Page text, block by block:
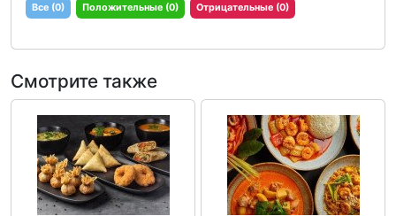
Все (0) Положительные (0) Отрицательные (0)
Смотрите также